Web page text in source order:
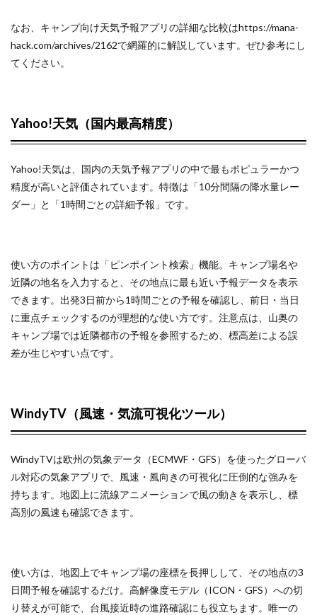
4
アメ
イト
周辺
測値
認す
る
ダス
速・
降水
量デ
ータ
の見
方
日〜
当日
認タ
イミ
ング
4.3
メダ
スデ
ータ
の組
なお、キャンプ向け天気予報アプリの詳細な比較はhttps://mana-
hack.com/archives/2162で網羅的に解説しています。ぜひ参考にし
てください。
Yahoo!天気（国内最高精度）
Yahoo!天気は、国内の天気予報アプリの中で最もポピュラーかつ
精度が高いと評価されています。特徴は「10分間隔の降水量レー
ダー」と「1時間ごとの詳細予報」です。
使い方のポイントは「ピンポイント検索」機能。キャンプ場名や
近隣の地名を入力すると、その地点に最も近い予報データを表示
できます。出発3日前から1時間ごとの予報を確認し、前日・当日
に重点チェックするのが理想的な使い方です。注意点は、山奥の
キャンプ場では近隣都市の予報を参照するため、標高差による誤
差が生じやすい点です。
WindyTV（風速・気流可視化ツール）
WindyTVは欧州の気象データ（ECMWF・GFS）を使ったグローバ
ル対応の気象アプリで、風速・風向きの可視化に圧倒的な強みを
持ちます。地図上に流線アニメーションで風の動きを表示し、標
高別の風速も確認できます。
使い方は、地図上でキャンプ場の座標を長押しして、その地点の3
日間予報を確認するだけ。高解像度モデル（ICON・GFS）への切
り替えが可能で、台風接近時の進路確認にも役立ちます。唯一の